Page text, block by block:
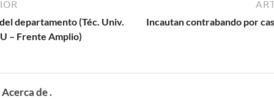
departamento (Téc. Univ.
– Frente Amplio)
Incautan contrabando por
Acerca de .